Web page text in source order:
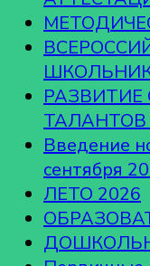
ТАЛАНТОВ
Введение
сентября
ЛЕТО 2026